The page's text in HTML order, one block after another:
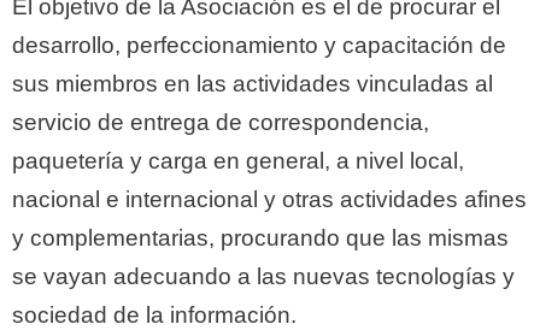
El objetivo de la Asociación es el de procurar el
desarrollo, perfeccionamiento y capacitación de
sus miembros en las actividades vinculadas al
servicio de entrega de correspondencia,
paquetería y carga en general, a nivel local,
nacional e internacional y otras actividades afines
y complementarias, procurando que las mismas
se vayan adecuando a las nuevas tecnologías y
sociedad de la información.